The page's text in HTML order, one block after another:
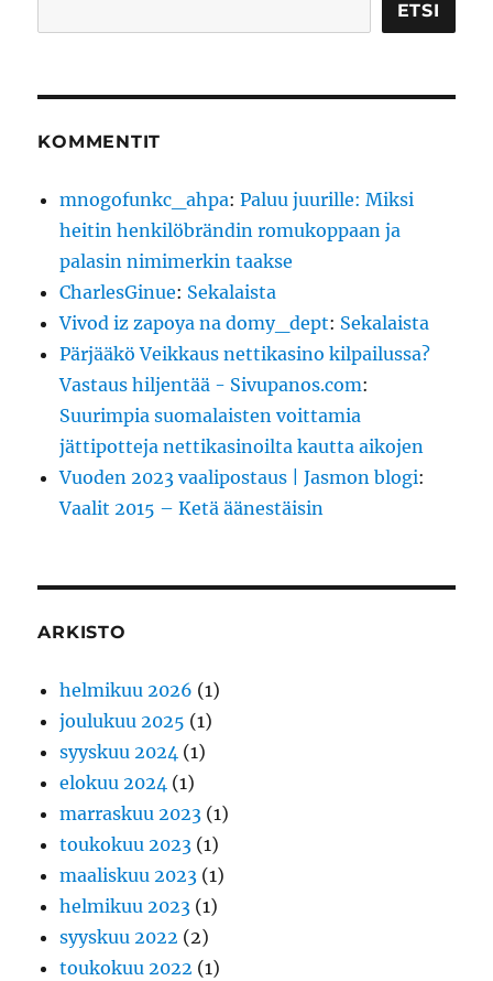
ETSI
KOMMENTIT
mnogofunkc_ahpa:Paluu juurille: Miksi
heitin henkilöbrändin romukoppaan ja
palasin nimimerkin taakse
CharlesGinue: Sekalaista
Vivod iz zapoya na domy_dept: Sekalaista
Pärjääkö Veikkaus nettikasino kilpailussa?
Vastaus hiljentää - Sivupanos.com:
Suurimpia suomalaisten voittamia
jättipotteja nettikasinoilta kautta aikojen
Vuoden 2023 vaalipostaus | Jasmon blogi:
Vaalit 2015 – Ketä äänestäisin
ARKISTO
helmikuu 2026 (1)
joulukuu 2025 (1)
syyskuu 2024 (1)
elokuu 2024 (1)
marraskuu 2023 (1)
toukokuu 2023 (1)
maaliskuu 2023 (1)
helmikuu 2023 (1)
syyskuu 2022 (2)
toukokuu 2022 (1)